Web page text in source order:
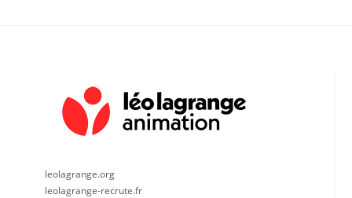
leolagrange.org
leolagrange-recrute.fr